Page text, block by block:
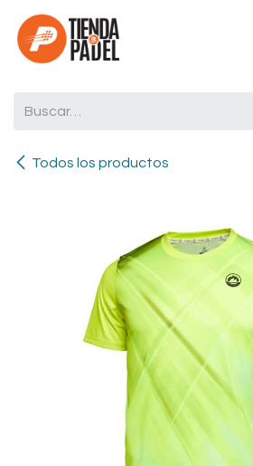
Ir al contenido
Todos los productos